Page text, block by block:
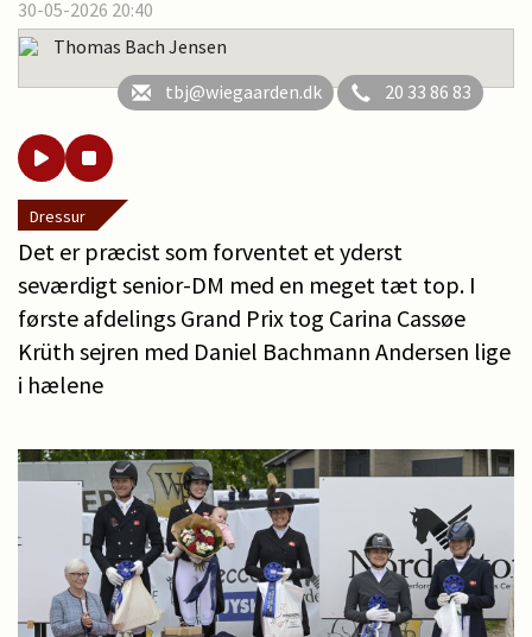
30-05-2026 20:40
Thomas Bach Jensen
tbj@wiegaarden.dk
20 33 86 83
Dressur
Det er præcist som forventet et yderst
seværdigt senior-DM med en meget tæt top. I
første afdelings Grand Prix tog Carina Cassøe
Krüth sejren med Daniel Bachmann Andersen lige
i hælene